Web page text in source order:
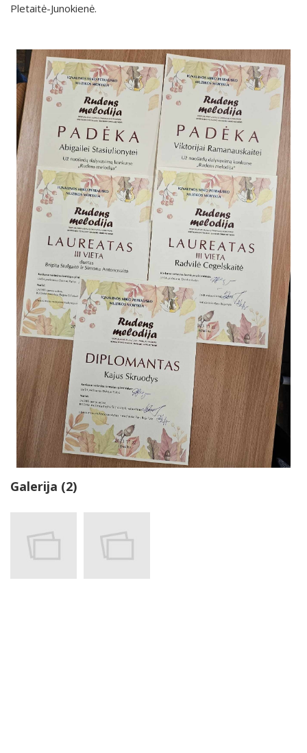
Pletaitė-Junokienė.
Galerija (2)